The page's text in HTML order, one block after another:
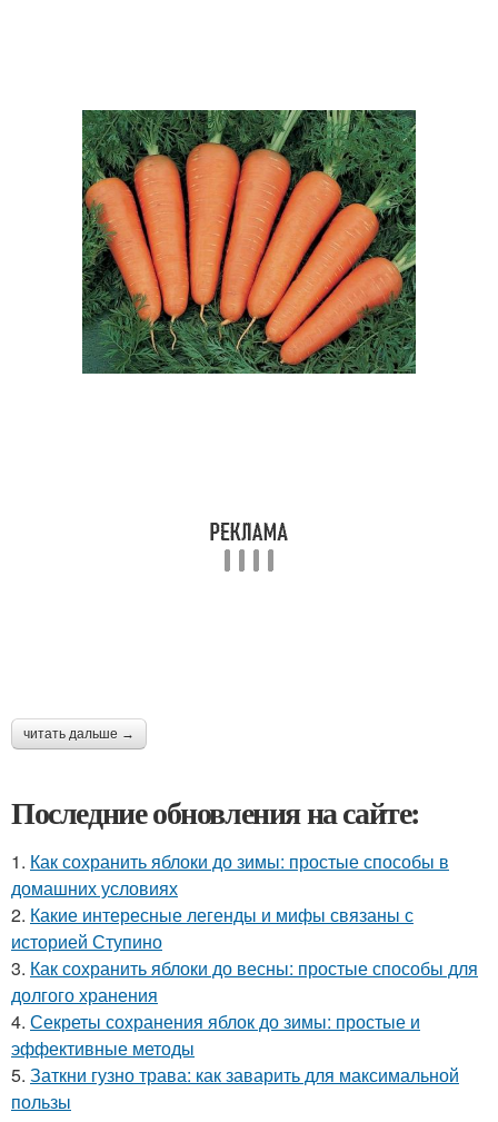
читать дальше →
Последние обновления на сайте:
1. Как сохранить яблоки до зимы: простые способы в
домашних условиях
2. Какие интересные легенды и мифы связаны с
историей Ступино
3. Как сохранить яблоки до весны: простые способы для
долгого хранения
4. Секреты сохранения яблок до зимы: простые и
эффективные методы
5. Заткни гузно трава: как заварить для максимальной
пользы